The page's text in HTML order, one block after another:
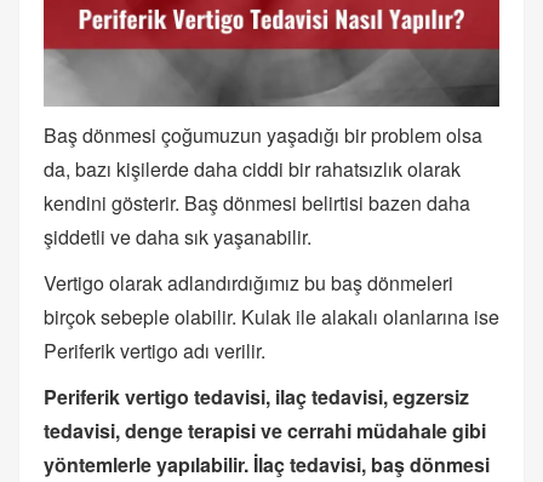
Baş dönmesi çoğumuzun yaşadığı bir problem olsa
da, bazı kişilerde daha ciddi bir rahatsızlık olarak
kendini gösterir. Baş dönmesi belirtisi bazen daha
şiddetli ve daha sık yaşanabilir.
Vertigo olarak adlandırdığımız bu baş dönmeleri
birçok sebeple olabilir. Kulak ile alakalı olanlarına ise
Periferik vertigo adı verilir.
Periferik vertigo tedavisi, ilaç tedavisi, egzersiz
tedavisi, denge terapisi ve cerrahi müdahale gibi
yöntemlerle yapılabilir. İlaç tedavisi, baş dönmesi